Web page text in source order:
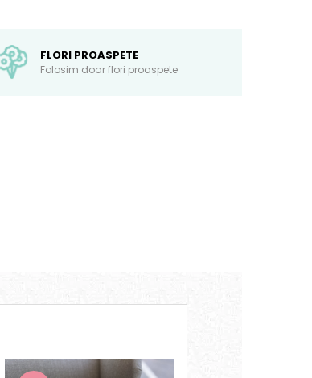
FLORI PROASPETE
Folosim doar flori proaspete